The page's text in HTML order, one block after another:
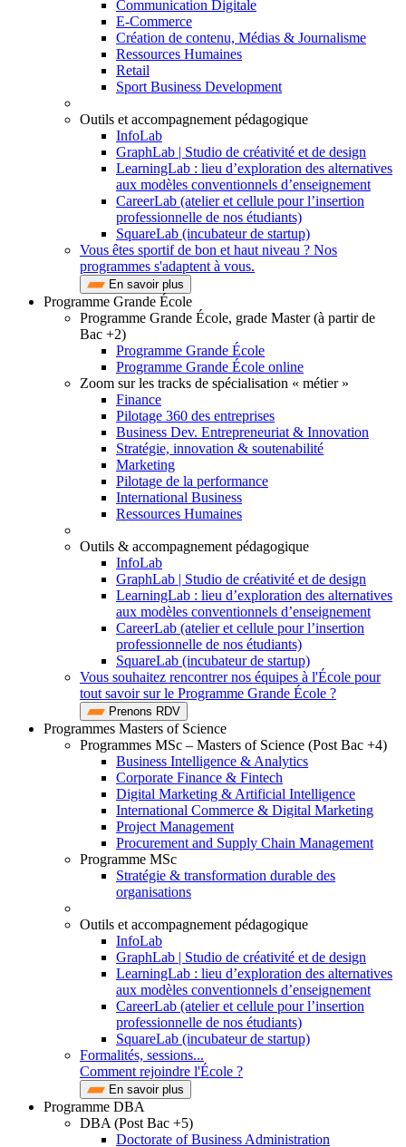
Communication Digitale
E-Commerce
Création de contenu, Médias & Journalisme
Ressources Humaines
Retail
Sport Business Development
Outils et accompagnement pédagogique
InfoLab
GraphLab | Studio de créativité et de design
LearningLab : lieu d’exploration des alternatives
aux modèles conventionnels d’enseignement
CareerLab (atelier et cellule pour l’insertion
professionnelle de nos étudiants)
SquareLab (incubateur de startup)
Vous êtes sportif de bon et haut niveau ? Nos
programmes s'adaptent à vous.
En savoir plus
Programme Grande École
Programme Grande École, grade Master (à partir de
Bac +2)
Programme Grande École
Programme Grande École online
Zoom sur les tracks de spécialisation « métier »
Finance
Pilotage 360 des entreprises
Business Dev. Entrepreneuriat & Innovation
Stratégie, innovation & soutenabilité
Marketing
Pilotage de la performance
International Business
Ressources Humaines
Outils & accompagnement pédagogique
InfoLab
GraphLab | Studio de créativité et de design
LearningLab : lieu d’exploration des alternatives
aux modèles conventionnels d’enseignement
CareerLab (atelier et cellule pour l’insertion
professionnelle de nos étudiants)
SquareLab (incubateur de startup)
Vous souhaitez rencontrer nos équipes à l'École pour
tout savoir sur le Programme Grande École ?
Prenons RDV
Programmes Masters of Science
Programmes MSc – Masters of Science (Post Bac +4)
Business Intelligence & Analytics
Corporate Finance & Fintech
Digital Marketing & Artificial Intelligence
International Commerce & Digital Marketing
Project Management
Procurement and Supply Chain Management
Programme MSc
Stratégie & transformation durable des
organisations
Outils et accompagnement pédagogique
InfoLab
GraphLab | Studio de créativité et de design
LearningLab : lieu d’exploration des alternatives
aux modèles conventionnels d’enseignement
CareerLab (atelier et cellule pour l’insertion
professionnelle de nos étudiants)
SquareLab (incubateur de startup)
Formalités, sessions...
Comment rejoindre l'École ?
En savoir plus
Programme DBA
DBA (Post Bac +5)
Doctorate of Business Administration